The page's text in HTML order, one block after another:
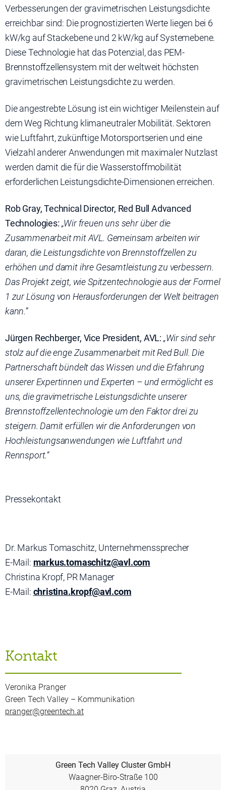
Verbesserungen der gravimetrischen Leistungsdichte
erreichbar sind: Die prognostizierten Werte liegen bei 6
kW/kg auf Stackebene und 2 kW/kg auf Systemebene.
Diese Technologie hat das Potenzial, das PEM-
Brennstoffzellensystem mit der weltweit höchsten
gravimetrischen Leistungsdichte zu werden.
Die angestrebte Lösung ist ein wichtiger Meilenstein auf
dem Weg Richtung klimaneutraler Mobilität. Sektoren
wie Luftfahrt, zukünftige Motorsportserien und eine
Vielzahl anderer Anwendungen mit maximaler Nutzlast
werden damit die für die Wasserstoffmobilität
erforderlichen Leistungsdichte-Dimensionen erreichen.
Rob Gray, Technical Director, Red Bull Advanced
Technologies: „Wir freuen uns sehr über die
Zusammenarbeit mit AVL. Gemeinsam arbeiten wir
daran, die Leistungsdichte von Brennstoffzellen zu
erhöhen und damit ihre Gesamtleistung zu verbessern.
Das Projekt zeigt, wie Spitzentechnologie aus der Formel
1 zur Lösung von Herausforderungen der Welt beitragen
kann.“
Jürgen Rechberger, Vice President, AVL: „Wir sind sehr
stolz auf die enge Zusammenarbeit mit Red Bull. Die
Partnerschaft bündelt das Wissen und die Erfahrung
unserer Expertinnen und Experten – und ermöglicht es
uns, die gravimetrische Leistungsdichte unserer
Brennstoffzellentechnologie um den Faktor drei zu
steigern. Damit erfüllen wir die Anforderungen von
Hochleistungsanwendungen wie Luftfahrt und
Rennsport.“
Pressekontakt
Dr. Markus Tomaschitz, Unternehmenssprecher
E-Mail: markus.tomaschitz@avl.com
Christina Kropf, PR Manager
E-Mail: christina.kropf@avl.com
Kontakt
Veronika Pranger
Green Tech Valley – Kommunikation
pranger@greentech.at
Green Tech Valley Cluster GmbH
Waagner-Biro-Straße 100